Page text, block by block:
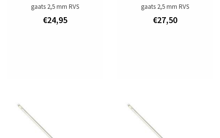
gaats 2,5 mm RVS
€24,95
gaats 2,5 mm RVS
€27,50